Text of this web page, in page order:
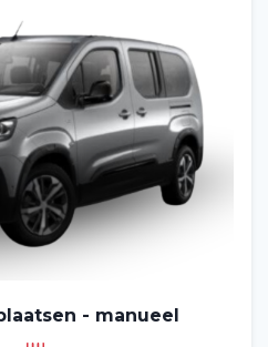
huren
termijn
- manueel